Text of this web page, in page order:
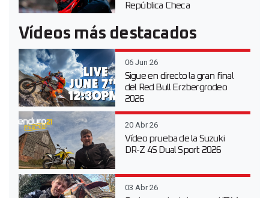
República Checa
Vídeos más destacados
06 Jun 26
Sigue en directo la gran final
del Red Bull Erzbergrodeo
2026
20 Abr 26
Vídeo prueba de la Suzuki
DR-Z 4S Dual Sport 2026
03 Abr 26